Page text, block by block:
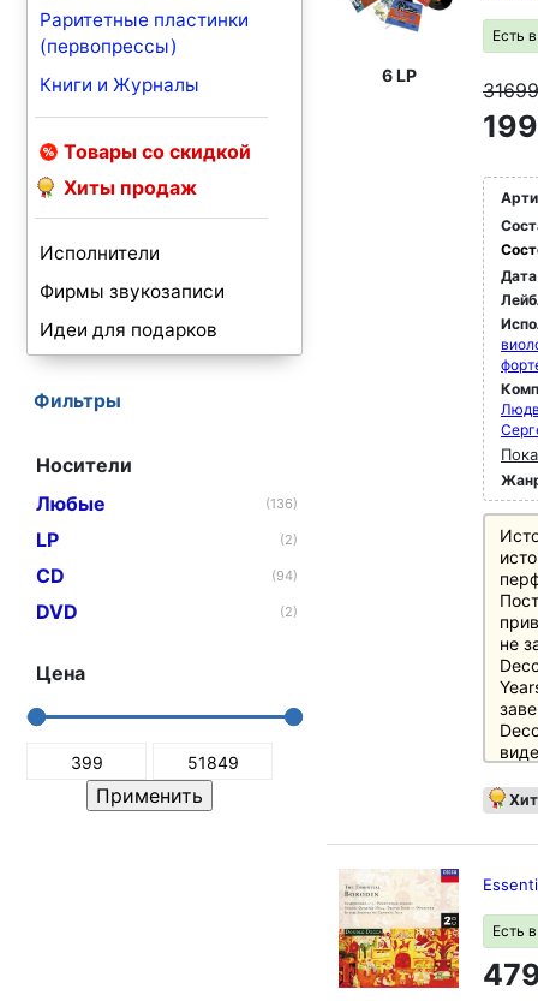
Раритетные пластинки
(первопрессы)
Книги и Журналы
Товары со скидкой
Хиты продаж
Исполнители
Фирмы звукозаписи
Идеи для подарков
Фильтры
Носители
Любые
(136)
LP (2)
CD (94)
DVD (2)
Цена
6 LP
Есть
не
как
Есть